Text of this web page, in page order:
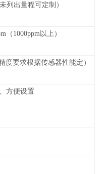
列出量程可定制）
（1000ppm以上）
度要求根据传感器性能定）
方便设置